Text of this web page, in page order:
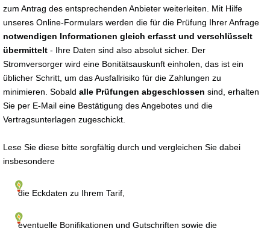
zum Antrag des entsprechenden Anbieter weiterleiten. Mit Hilfe
unseres Online-Formulars werden die für die Prüfung Ihrer Anfrage
notwendigen Informationen gleich erfasst und verschlüsselt
übermittelt - Ihre Daten sind also absolut sicher. Der
Stromversorger wird eine Bonitätsauskunft einholen, das ist ein
üblicher Schritt, um das Ausfallrisiko für die Zahlungen zu
minimieren. Sobald alle Prüfungen abgeschlossen sind, erhalten
Sie per E-Mail eine Bestätigung des Angebotes und die
Vertragsunterlagen zugeschickt.
Lese Sie diese bitte sorgfältig durch und vergleichen Sie dabei
insbesondere
die Eckdaten zu Ihrem Tarif,
eventuelle Bonifikationen und Gutschriften sowie die